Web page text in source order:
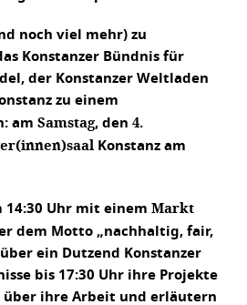
noch viel mehr) zu
Konstanzer Bündnis für
der Konstanzer Weltladen
zu einem
am Samstag, den 4.
Konstanz am
14:30 Uhr mit einem Markt
dem Motto „nachhaltig, fair,
ein Dutzend Konstanzer
bis 17:30 Uhr ihre Projekte
über ihre Arbeit und erläutern